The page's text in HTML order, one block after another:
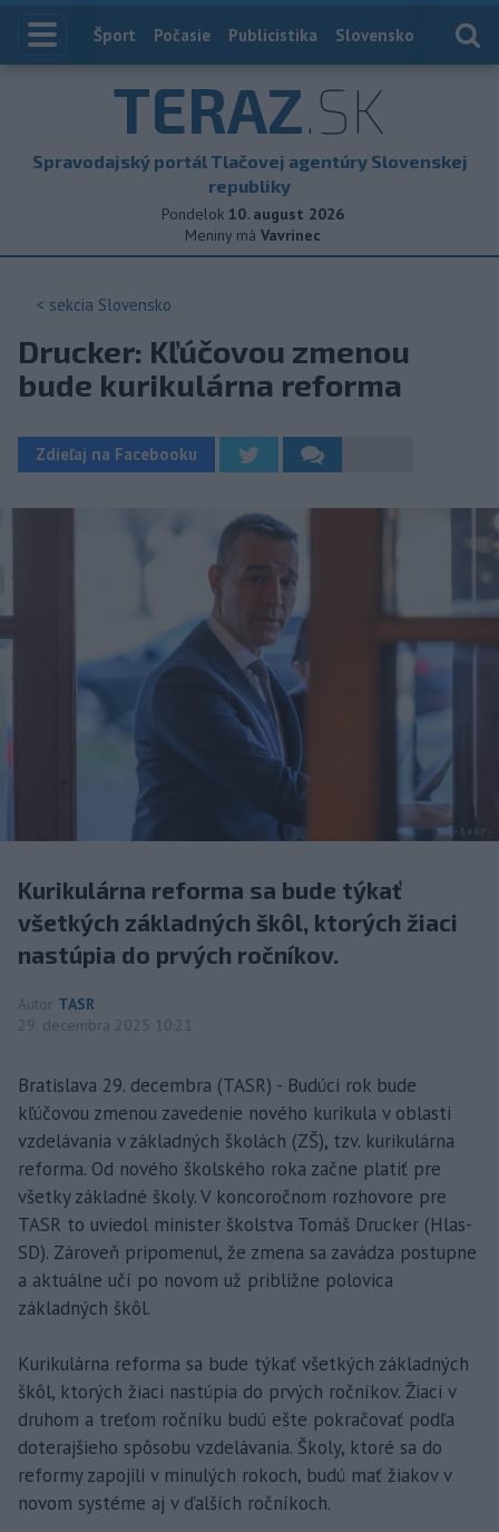
Index
Šport Počasie Publicistika Slovensko
TERAZ.SK
Spravodajský portál Tlačovej agentúry Slovenskej
republiky
Pondelok 10. august 2026
Meniny má Vavrinec
< sekcia Slovensko
Drucker: Kľúčovou zmenou
bude kurikulárna reforma
Zdieľaj na Facebooku
Kurikulárna reforma sa bude týkať
všetkých základných škôl, ktorých žiaci
nastúpia do prvých ročníkov.
Autor TASR
29. decembra 2025 10:21
Bratislava 29. decembra (TASR) - Budúci rok bude
kľúčovou zmenou zavedenie nového kurikula v oblasti
vzdelávania v základných školách (ZŠ), tzv. kurikulárna
reforma. Od nového školského roka začne platiť pre
všetky základné školy. V koncoročnom rozhovore pre
TASR to uviedol minister školstva Tomáš Drucker (Hlas-
SD). Zároveň pripomenul, že zmena sa zavádza postupne
a aktuálne učí po novom už približne polovica
základných škôl.
Kurikulárna reforma sa bude týkať všetkých základných
škôl, ktorých žiaci nastúpia do prvých ročníkov. Žiaci v
druhom a treťom ročníku budú ešte pokračovať podľa
doterajšieho spôsobu vzdelávania. Školy, ktoré sa do
reformy zapojili v minulých rokoch, budú mať žiakov v
novom systéme aj v ďalších ročníkoch.